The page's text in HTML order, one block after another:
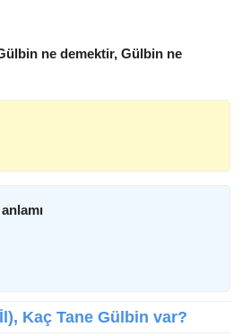
ne demektir, Gülbin ne
Kaç Tane Gülbin var?